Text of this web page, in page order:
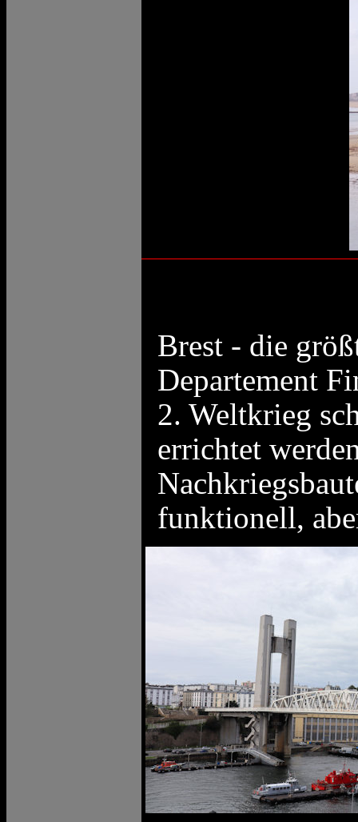
Brest - die
Departement
2. Weltkrieg
errichtet
funktionell,